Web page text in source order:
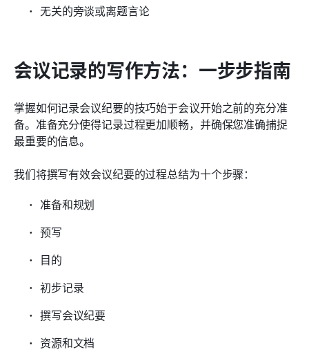
无关的旁谈或离题言论
会议记录的写作方法：一步步指南
掌握如何记录会议纪要的技巧始于会议开始之前的充分准
备。准备充分使得记录过程更加顺畅，并确保您准确捕捉
最重要的信息。
我们将撰写有效会议纪要的过程总结为十个步骤：
准备和规划
预写
目的
初步记录
撰写会议纪要
资源和文档